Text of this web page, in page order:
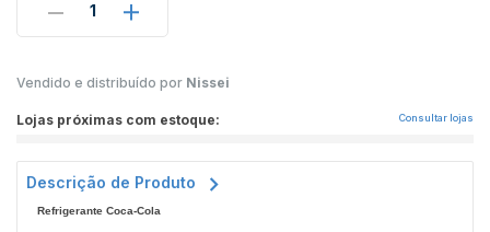
1
Vendido e distribuído por Nissei
Lojas próximas com estoque: Consultar lojas
Descrição de Produto
Refrigerante Coca-Cola